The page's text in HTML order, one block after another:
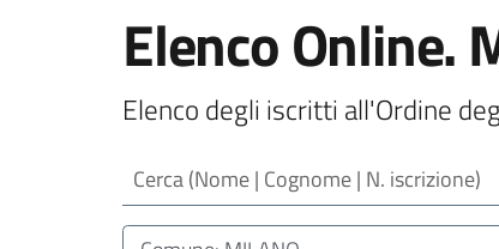
Elenco Online.
Elenco degli iscritti all'Ordine
Cerca (Nome | Cognome | N. iscrizione)
Luogo (CAP | Comune | Provincia)